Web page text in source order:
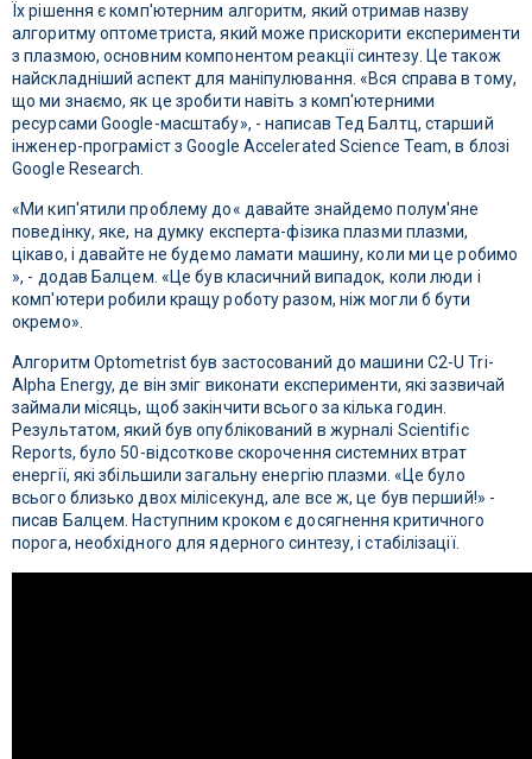
Їх рішення є комп'ютерним алгоритм, який отримав назву
алгоритму оптометриста, який може прискорити експерименти
з плазмою, основним компонентом реакції синтезу. Це також
найскладніший аспект для маніпулювання. «Вся справа в тому,
що ми знаємо, як це зробити навіть з комп'ютерними
ресурсами Google-масштабу», - написав Тед Балтц, старший
інженер-програміст з Google Accelerated Science Team, в блозі
Google Research.
«Ми кип'ятили проблему до« давайте знайдемо полум'яне
поведінку, яке, на думку експерта-фізика плазми плазми,
цікаво, і давайте не будемо ламати машину, коли ми це робимо
», - додав Балцем. «Це був класичний випадок, коли люди і
комп'ютери робили кращу роботу разом, ніж могли б бути
окремо».
Алгоритм Optometrist був застосований до машини C2-U Tri-
Alpha Energy, де він зміг виконати експерименти, які зазвичай
займали місяць, щоб закінчити всього за кілька годин.
Результатом, який був опублікований в журналі Scientific
Reports, було 50-відсоткове скорочення системних втрат
енергії, які збільшили загальну енергію плазми. «Це було
всього близько двох мілісекунд, але все ж, це був перший!» -
писав Балцем. Наступним кроком є ​​досягнення критичного
порога, необхідного для ядерного синтезу, і стабілізації.